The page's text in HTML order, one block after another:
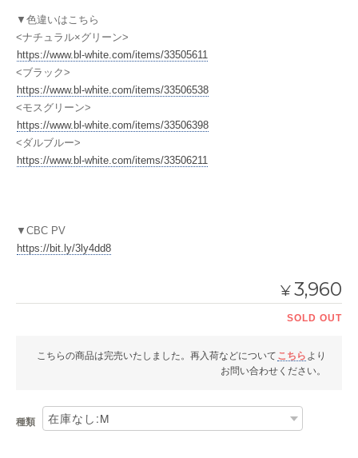
▼色違いはこちら
<ナチュラル×グリーン>
https://www.bl-white.com/items/33505611
<ブラック>
https://www.bl-white.com/items/33506538
<モスグリーン>
https://www.bl-white.com/items/33506398
<ダルブルー>
https://www.bl-white.com/items/33506211
▼CBC PV
https://bit.ly/3ly4dd8
¥3,960
SOLD OUT
こちらの商品は完売いたしました。再入荷などについて こちら より
お問い合わせください。
種類